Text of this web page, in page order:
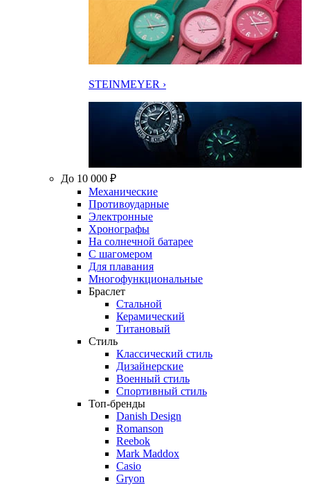
STEINMEYER ›
До 10 000 ₽
Механические
Противоударные
Электронные
Хронографы
На солнечной батарее
С шагомером
Для плавания
Многофункциональные
Браслет
Стальной
Керамический
Титановый
Стиль
Классический стиль
Дизайнерские
Военный стиль
Спортивный стиль
Топ-бренды
Danish Design
Romanson
Reebok
Mark Maddox
Casio
Gryon